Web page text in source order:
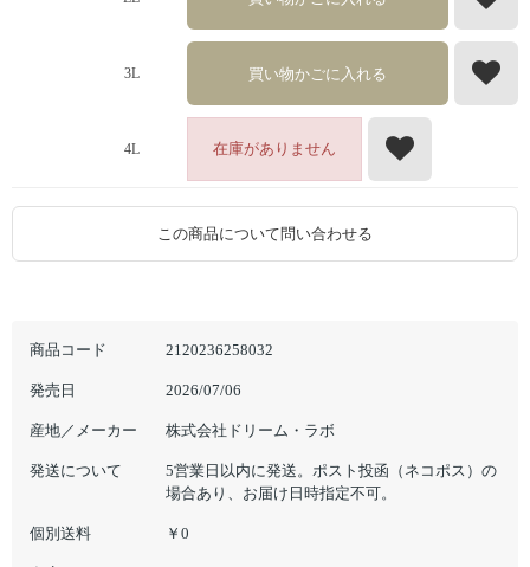
商品コード 2120236258032
発売日 2026/07/06
産地／メーカー 株式会社ドリーム・ラボ
発送について
5営業日以内に発送。ポスト投函（ネコポス）の
場合あり、お届け日時指定不可。
個別送料 ￥0
3L 買い物かごに入れる
4L 在庫がありません
この商品について問い合わせる